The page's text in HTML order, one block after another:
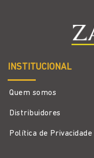
INSTITUCIONAL
Quem somos
Distribuidores
Política de Privacidade